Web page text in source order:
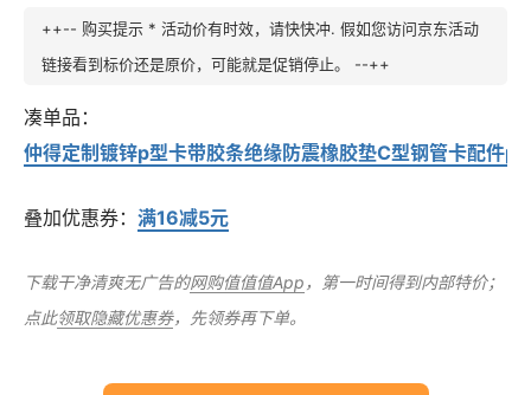
++-- 购买提示 * 活动价有时效，请快快冲. 假如您访问京东活动
链接看到标价还是原价，可能就是促销停止。 --++
凑单品：
仲得定制镀锌p型卡带胶条绝缘防震橡胶垫C型钢管卡配件
叠加优惠券： 满16减5元
下载干净清爽无广告的网购值值值App ，第一时间得到内部特价；
点此领取隐藏优惠券，先领券再下单。